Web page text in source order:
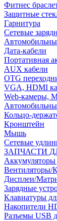
Фитнес
Защитные
Гарнитура
Сетевые
Дата-кабели
Портативная
AUX кабели
OTG
VGA, HDMI
Web-камеры,
Кольцо-
Кронштейн
Мышь
Сетевые
ЗАПЧАСТИ
Аккумуляторы
Вентиляторы/
Дисплеи/
Зарядные
Клавиатуры
Накопители
Разъемы USB